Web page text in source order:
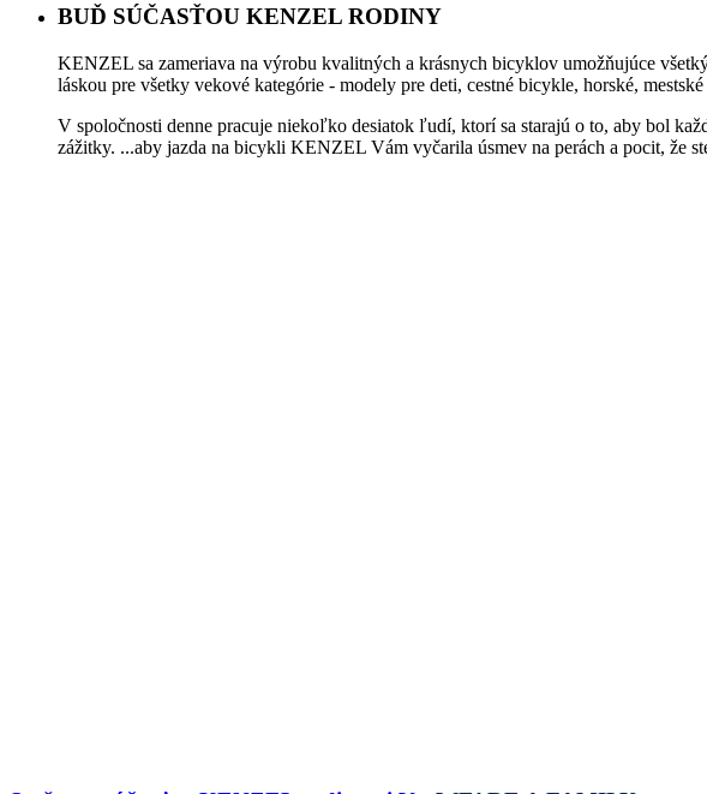
BUĎ SÚČASŤOU KENZEL RODINY
KENZEL sa zameriava na výrobu kvalitných a krásnych bicyklov umožňujúce
láskou pre všetky vekové kategórie - modely pre deti, cestné bicykle, horské,
V spoločnosti denne pracuje niekoľko desiatok ľudí, ktorí sa starajú o to, aby bol
zážitky. ...aby jazda na bicykli KENZEL Vám vyčarila úsmev na perách a pocit, že